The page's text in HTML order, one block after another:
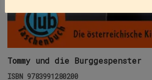
Tommy und die Burggespenster
ISBN 9783991280200